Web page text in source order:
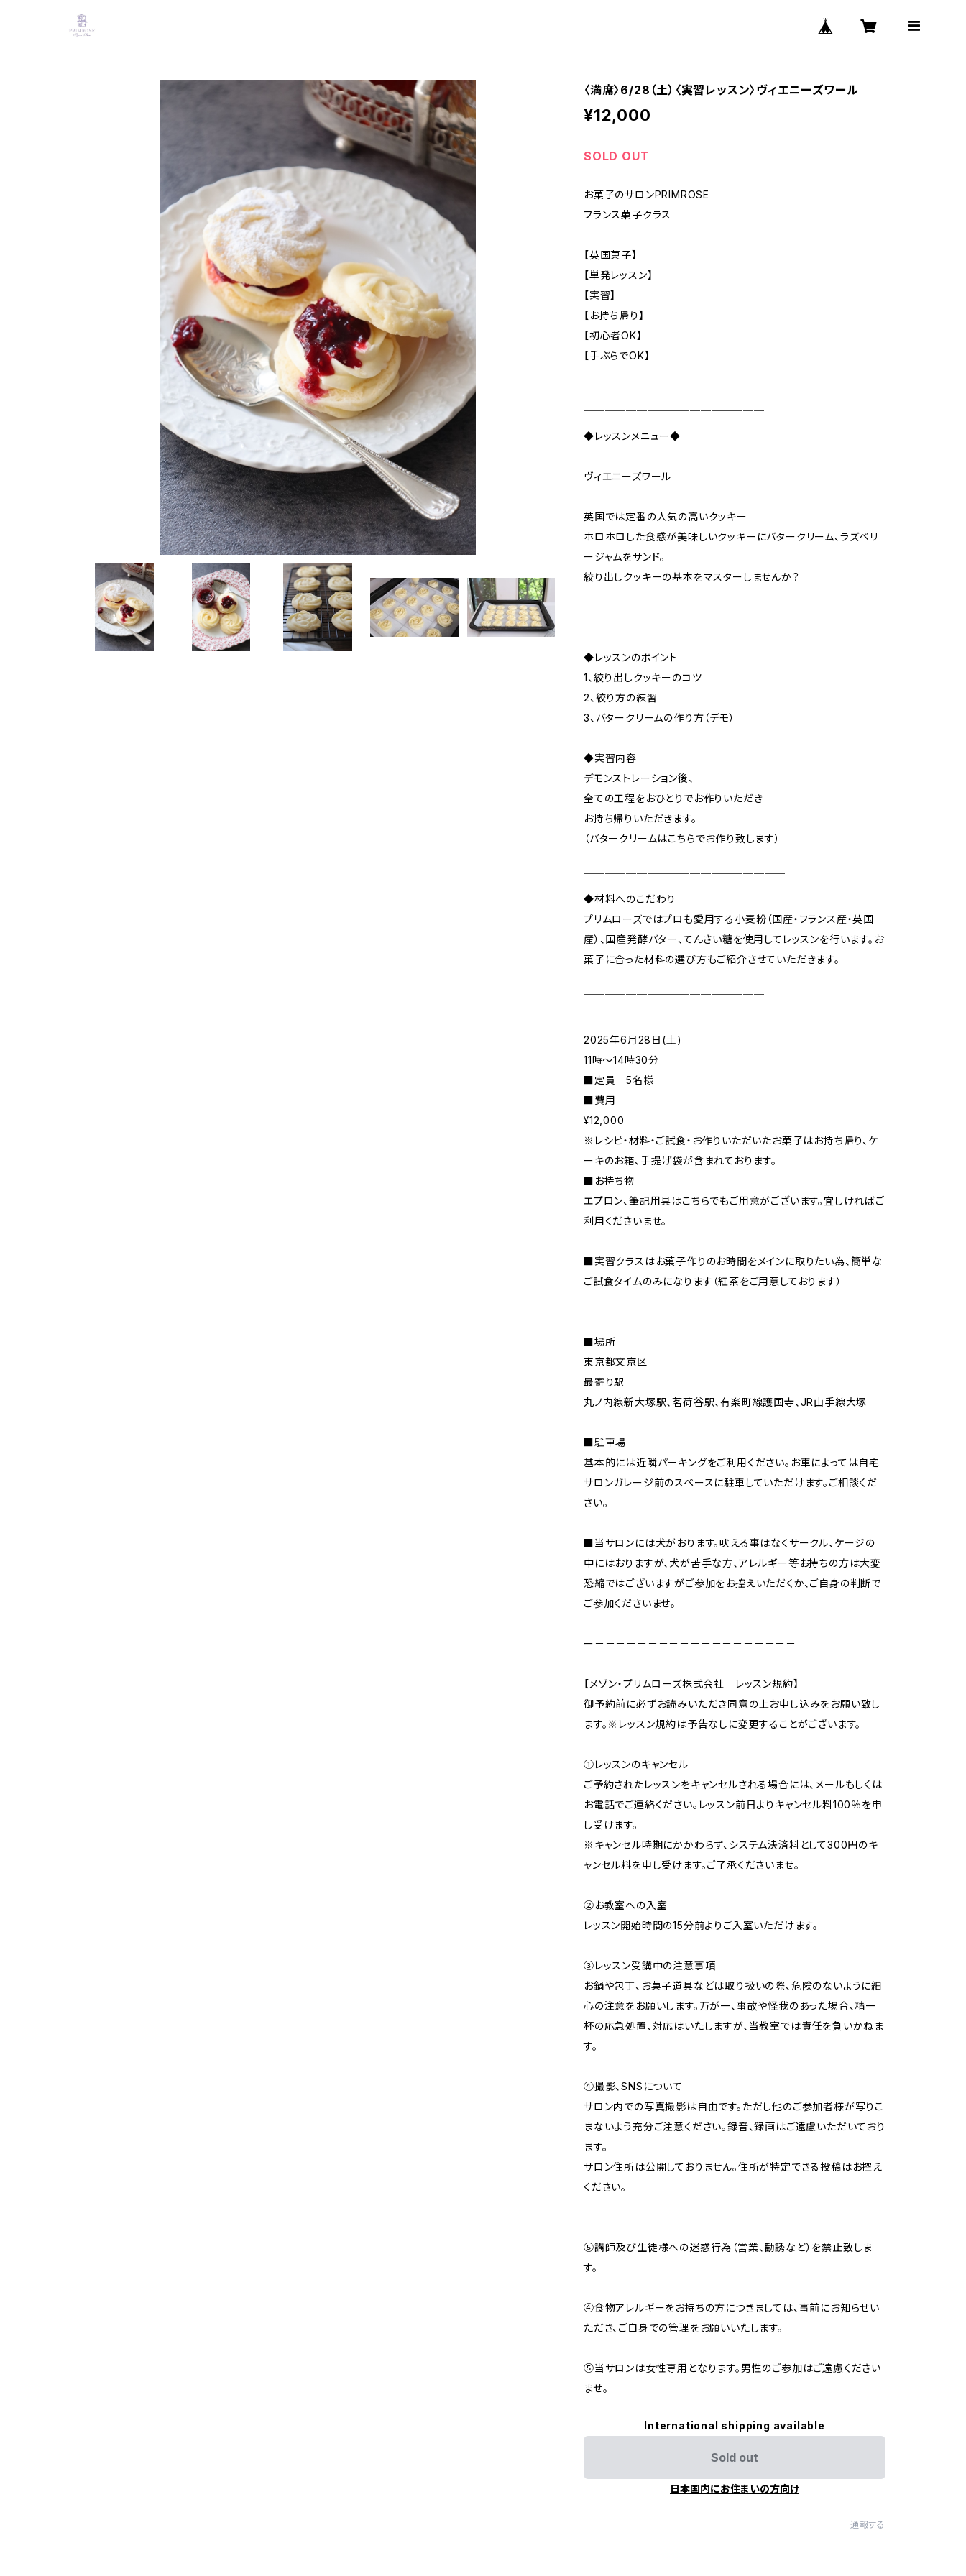
〈満席〉6/28（土）〈実習レッスン〉ヴィエニーズワール
¥12,000
SOLD OUT
お菓子のサロンPRIMROSE
フランス菓子クラス
【英国菓子】
【単発レッスン】
【実習】
【お持ち帰り】
【初心者OK】
【手ぶらでOK】
◆レッスンメニュー◆
ヴィエニーズワール
英国では定番の人気の高いクッキー
ホロホロした食感が美味しいクッキーにバタークリーム、ラズベリ
ージャムをサンド。
絞り出しクッキーの基本をマスターしませんか？
◆レッスンのポイント
1、絞り出しクッキーのコツ
2、絞り方の練習
3、バタークリームの作り方（デモ）
◆実習内容
デモンストレーション後、
全ての工程をおひとりでお作りいただき
お持ち帰りいただきます。
（バタークリームはこちらでお作り致します）
◆材料へのこだわり
プリムローズではプロも愛用する小麦粉（国産・フランス産・英国
産）、国産発酵バター、てんさい糖を使用してレッスンを行います。お
菓子に合った材料の選び方もご紹介させていただきます。
2025年6月28日(土)
11時〜14時30分
■定員 5名様
■費用
¥12,000
※レシピ・材料・ご試食・お作りいただいたお菓子はお持ち帰り、ケ
ーキのお箱、手提げ袋が含まれております。
■お持ち物
エプロン、筆記用具はこちらでもご用意がございます。宜しければご
利用くださいませ。
■実習クラスはお菓子作りのお時間をメインに取りたい為、簡単な
ご試食タイムのみになります（紅茶をご用意しております）
■場所
東京都文京区
最寄り駅
丸ノ内線新大塚駅、茗荷谷駅、有楽町線護国寺、JR山手線大塚
■駐車場
基本的には近隣パーキングをご利用ください。お車によっては自宅
サロンガレージ前のスペースに駐車していただけます。ご相談くだ
さい。
■当サロンには犬がおります。吠える事はなくサークル、ケージの
中にはおりますが、犬が苦手な方、アレルギー等お持ちの方は大変
恐縮ではございますがご参加をお控えいただくか、ご自身の判断で
ご参加くださいませ。
ー－－－－－－－－－－－－－－－－－－－
【メゾン・プリムローズ株式会社 レッスン規約】
御予約前に必ずお読みいただき同意の上お申し込みをお願い致し
ます。※レッスン規約は予告なしに変更することがございます。
①レッスンのキャンセル
ご予約されたレッスンをキャンセルされる場合には、メールもしくは
お電話でご連絡ください。レッスン前日よりキャンセル料100％を申
し受けます。
※キャンセル時期にかかわらず、システム決済料として300円のキ
ャンセル料を申し受けます。ご了承くださいませ。
②お教室への入室
レッスン開始時間の15分前よりご入室いただけます。
③レッスン受講中の注意事項
お鍋や包丁、お菓子道具などは取り扱いの際、危険のないように細
心の注意をお願いします。万が一、事故や怪我のあった場合、精一
杯の応急処置、対応はいたしますが、当教室では責任を負いかねま
す。
④撮影、SNSについて
サロン内での写真撮影は自由です。ただし他のご参加者様が写りこ
まないよう充分ご注意ください。録音、録画はご遠慮いただいており
ます。
サロン住所は公開しておりません。住所が特定できる投稿はお控え
ください。
⑤講師及び生徒様への迷惑行為（営業、勧誘など）を禁止致しま
す。
④食物アレルギーをお持ちの方につきましては、事前にお知らせい
ただき、ご自身での管理をお願いいたします。
⑤当サロンは女性専用となります。男性のご参加はご遠慮ください
ませ。
International shipping available
Sold out
日本国内にお住まいの方向け
通報する